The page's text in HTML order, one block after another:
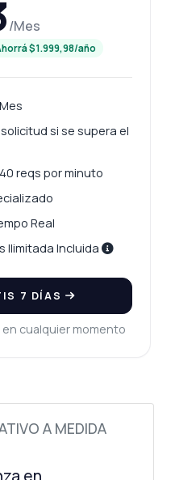
/Mes
$1.999,98/año
si se supera el
reqs por minuto
Real
Ilimitada Incluida
7 DÍAS
cualquier momento
A MEDIDA
quieras sobre
tips de
de fraude para
de riesgo?
código